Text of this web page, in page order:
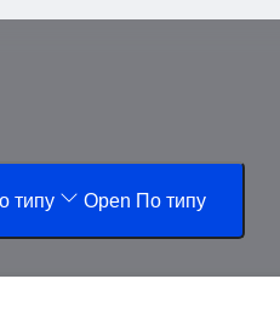
типу Open По типу